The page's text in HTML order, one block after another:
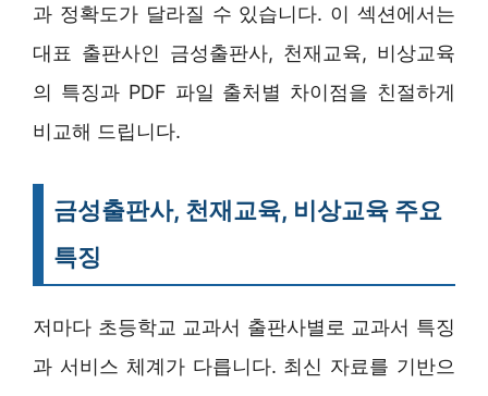
과 정확도가 달라질 수 있습니다. 이 섹션에서는
대표 출판사인 금성출판사, 천재교육, 비상교육
의 특징과 PDF 파일 출처별 차이점을 친절하게
비교해 드립니다.
금성출판사, 천재교육, 비상교육 주요
특징
저마다 초등학교 교과서 출판사별로 교과서 특징
과 서비스 체계가 다릅니다. 최신 자료를 기반으